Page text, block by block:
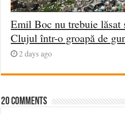
Emil Boc nu trebuie lăsat
Clujul într-o groapă de
2 days ago
20 comments